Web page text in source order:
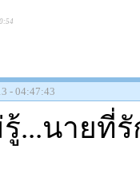
- 04:47:43
...นายที่รั